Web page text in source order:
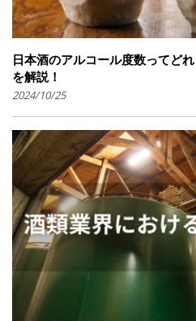
日本酒のアルコール度数ってど
を解説！
2024/10/25